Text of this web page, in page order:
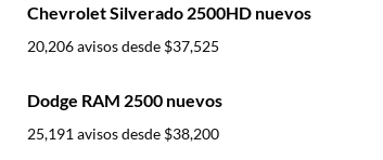
Chevrolet Silverado 2500HD nuevos
20,206 avisos desde $37,525
Dodge RAM 2500 nuevos
25,191 avisos desde $38,200